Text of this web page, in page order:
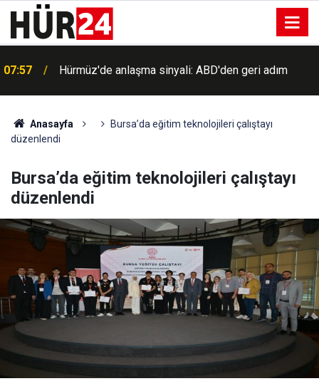
07:37 Marmara ve Kuzey Ege için kuvvetli rüzgâr uyarısı
Anasayfa
Bursa’da eğitim teknolojileri çalıştayı
düzenlendi
Bursa’da eğitim teknolojileri çalıştayı
düzenlendi